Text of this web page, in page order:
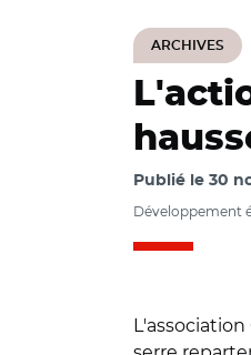
ARCHIVES
Publié le 30
Développement